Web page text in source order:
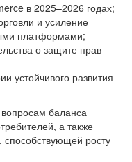
в 2025–2026 годах;
и усиление
платформами;
о защите прав
устойчивого развития
баланса
а также
росту